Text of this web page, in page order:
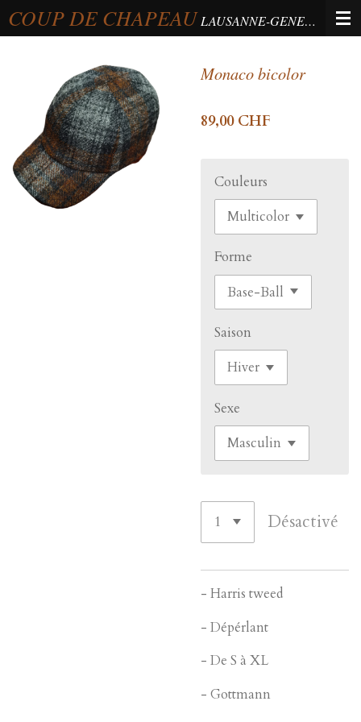
Passer
au
COUP DE CHAPEAU LAUSANNE-GENEVA-BERNE
Monaco bicolor
89,00 CHF
Couleurs
Forme
Saison
Sexe
Désactivé
- Harris tweed
- Dépérlant
- De S à XL
- Gottmann